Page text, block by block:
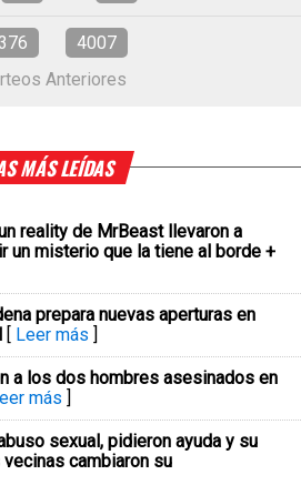
4007
Anteriores
MÁS LEÍDAS
reality de MrBeast llevaron a
un misterio que la tiene al borde +
prepara nuevas aperturas en
[ Leer más ]
a los dos hombres asesinados en
más ]
sexual, pidieron ayuda y su
cambiaron su